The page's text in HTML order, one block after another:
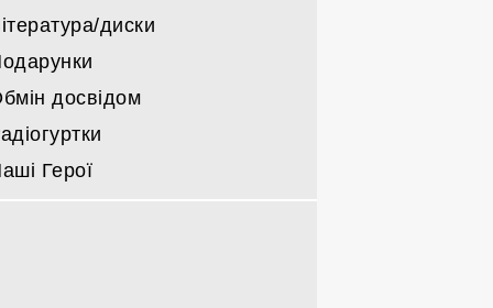
диски
досвідом
Герої